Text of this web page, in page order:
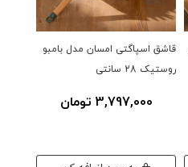
قاشق اسپاگتی امسان مدل بامبو
روستیک 28 سانتی
3,797,000 تومان